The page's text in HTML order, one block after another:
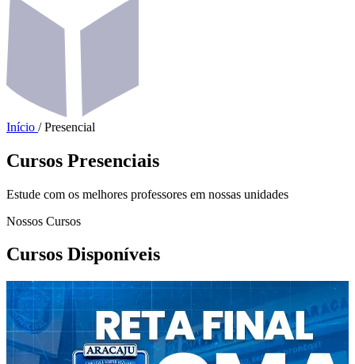
Início / Presencial
Cursos Presenciais
Estude com os melhores professores em nossas unidades
Nossos Cursos
Cursos Disponíveis